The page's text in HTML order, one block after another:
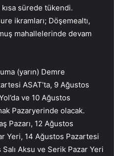
sürede tükendi.
ikramları; Döşemealtı,
mahallelerinde devam
(yarın) Demre
ASAT’ta, 9 Ağustos
ve 10 Ağustos
Pazaryerinde olacak.
Pazarı, 12 Ağustos
Yeri, 14 Ağustos Pazartesi
Aksu ve Serik Pazar Yeri